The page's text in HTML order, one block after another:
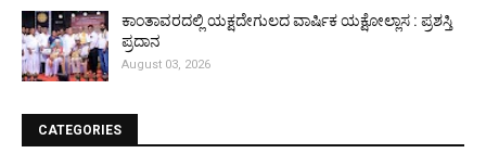
ಕಾಂತಾವರದಲ್ಲಿ ಯಕ್ಷದೇಗುಲದ ವಾರ್ಷಿಕ ಯಕ್ಷೋಲ್ಲಾಸ : ಪ್ರಶಸ್ತಿ
ಪ್ರದಾನ
August 03, 2026
CATEGORIES